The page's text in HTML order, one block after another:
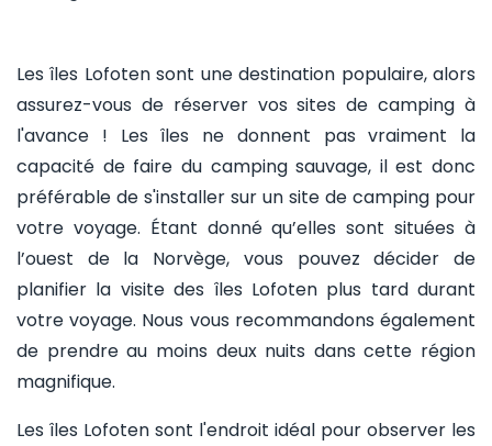
Les îles Lofoten sont une destination populaire, alors
assurez-vous de réserver vos sites de camping à
l'avance ! Les îles ne donnent pas vraiment la
capacité de faire du camping sauvage, il est donc
préférable de s'installer sur un site de camping pour
votre voyage. Étant donné qu’elles sont situées à
l’ouest de la Norvège, vous pouvez décider de
planifier la visite des îles Lofoten plus tard durant
votre voyage. Nous vous recommandons également
de prendre au moins deux nuits dans cette région
magnifique.
Les îles Lofoten sont l'endroit idéal pour observer les